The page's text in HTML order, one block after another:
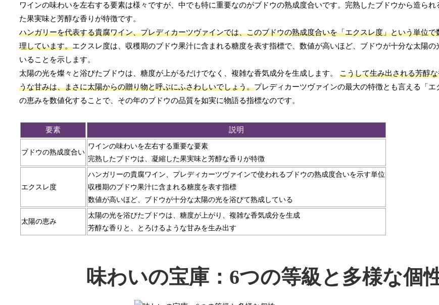
ワインの味わいを左右する要素は様々ですが、中でも特に重要なのがブドウの熟成度合いです。完熟したブドウから造られ
た果実味と芳醇な香りが特徴です。
ハンガリーを代表する貴腐ワイン、プレディカーツヴァインでは、このブドウの熟成度合いを「エクスレ度」という単位で
理しています。エクスレ度は、収穫期のブドウ果汁に含まれる糖度を表す指標で、数値が高いほど、ブドウが十分な太陽の
いることを示します。
太陽の光を燦々と浴びたブドウは、糖度が上がるだけでなく、複雑な香気成分を生成します。 こうして生み出される芳醇
うな甘みは、まさに太陽からの贈り物と呼ぶにふさわしいでしょう。プレディカーツヴァインの最大の特徴とも言える「エ
の恵みを数値化することで、その年のブドウの品質を如実に物語る指標なのです。
要素 説明
ブドウの熟成度合い
ワインの味わいを左右する重要な要素
完熟したブドウは、凝縮した果実味と芳醇な香りが特徴
エクスレ度
ハンガリーの貴腐ワイン、プレディカーツヴァインで使われるブドウの熟成度合いを示す単位
収穫期のブドウ果汁に含まれる糖度を表す指標
数値が高いほど、ブドウが十分な太陽の光を浴びて熟成している
太陽の恵み
太陽の光を浴びたブドウは、糖度が上がり、複雑な香気成分を生成
芳醇な香りと、とろけるような甘みを生み出す
味わいの宝庫：6つの等級と多様な個